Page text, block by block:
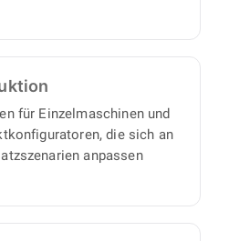
für Einzelmaschinen und
die sich an
anpassen